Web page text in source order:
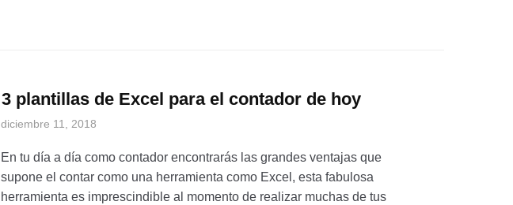
3 plantillas de Excel para el contador de hoy
diciembre 11, 2018
En tu día a día como contador encontrarás las grandes ventajas que
supone el contar como una herramienta como Excel, esta fabulosa
herramienta es imprescindible al momento de realizar muchas de tus